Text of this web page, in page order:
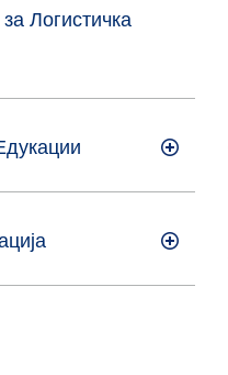
Логистичка